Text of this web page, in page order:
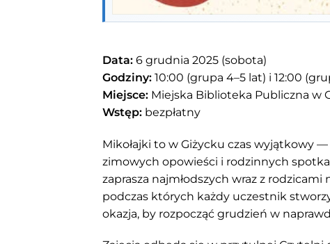
Data: 6 grudnia 2025 (sobota)
Godziny: 10:00 (grupa 4–5 lat) i 12:00
Miejsce: Miejska Biblioteka Publiczna w
Wstęp: bezpłatny
Mikołajki to w Giżycku czas wyjątkowy
zimowych opowieści i rodzinnych
zaprasza najmłodszych wraz z
podczas których każdy uczestnik
okazja, by rozpocząć grudzień w